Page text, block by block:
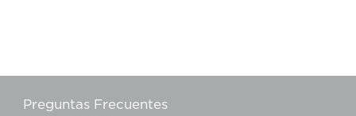
Preguntas Frecuentes